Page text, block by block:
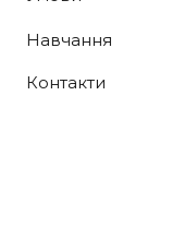
Навчання
Контакти